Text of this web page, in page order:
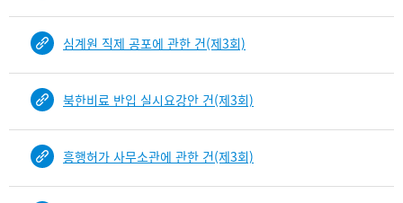
심계원 직제 공포에 관한 건(제3회)
북한비료 반입 실시요강안 건(제3회)
흥행허가 사무소관에 관한 건(제3회)